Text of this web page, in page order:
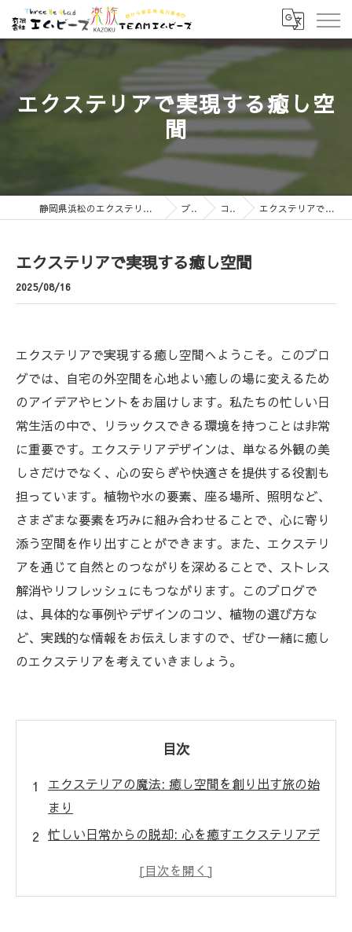
エクステリアで実現する癒し空
間
静岡県浜松のエクステリアなら有限会社エムビーズ ブログ コラム エクステリアで実現する癒し空間
エクステリアで実現する癒し空間
2025/08/16
エクステリアで実現する癒し空間へようこそ。このブロ
グでは、自宅の外空間を心地よい癒しの場に変えるため
のアイデアやヒントをお届けします。私たちの忙しい日
常生活の中で、リラックスできる環境を持つことは非常
に重要です。エクステリアデザインは、単なる外観の美
しさだけでなく、心の安らぎや快適さを提供する役割も
担っています。植物や水の要素、座る場所、照明など、
さまざまな要素を巧みに組み合わせることで、心に寄り
添う空間を作り出すことができます。また、エクステリ
アを通じて自然とのつながりを深めることで、ストレス
解消やリフレッシュにもつながります。このブログで
は、具体的な事例やデザインのコツ、植物の選び方な
ど、実践的な情報をお伝えしますので、ぜひ一緒に癒し
のエクステリアを考えていきましょう。
目次
エクステリアの魔法: 癒し空間を創り出す旅の始
まり
忙しい日常からの脱却: 心を癒すエクステリアデ